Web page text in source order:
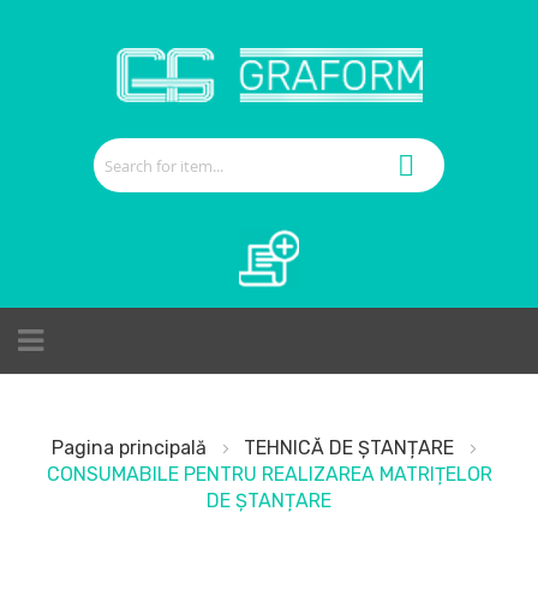
Cerere de ofertă
Pagina principală
TEHNICĂ DE ȘTANȚARE
CONSUMABILE PENTRU REALIZAREA MATRIȚELOR
DE ȘTANȚARE